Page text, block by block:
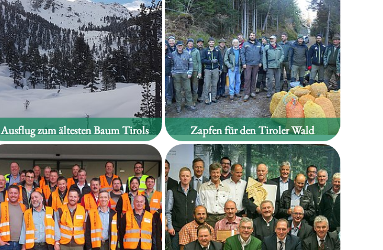
Ausflug zum ältesten Baum Tirols Zapfen für den Tiroler Wald